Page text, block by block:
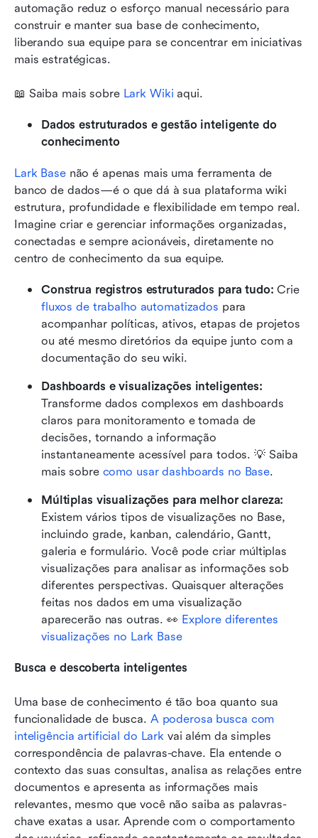
automação reduz o esforço manual necessário para
construir e manter sua base de conhecimento,
liberando sua equipe para se concentrar em iniciativas
mais estratégicas.
📖 Saiba mais sobre Lark Wiki aqui.
Dados estruturados e gestão inteligente do
conhecimento
Lark Base não é apenas mais uma ferramenta de
banco de dados—é o que dá à sua plataforma wiki
estrutura, profundidade e flexibilidade em tempo real.
Imagine criar e gerenciar informações organizadas,
conectadas e sempre acionáveis, diretamente no
centro de conhecimento da sua equipe.
Construa registros estruturados para tudo:
fluxos de trabalho automatizados para
acompanhar políticas, ativos, etapas de projetos
ou até mesmo diretórios da equipe junto com a
documentação do seu wiki.
Dashboards e visualizações inteligentes:
Transforme dados complexos em dashboards
claros para monitoramento e tomada de
decisões, tornando a informação
instantaneamente acessível para todos. 💡 Saiba
mais sobre como usar dashboards no Base.
Múltiplas visualizações para melhor clareza:
Existem vários tipos de visualizações no Base,
incluindo grade, kanban, calendário, Gantt,
galeria e formulário. Você pode criar múltiplas
visualizações para analisar as informações sob
diferentes perspectivas. Quaisquer alterações
feitas nos dados em uma visualização
aparecerão nas outras. 👀 Explore diferentes
visualizações no Lark Base
Busca e descoberta inteligentes
Uma base de conhecimento é tão boa quanto sua
funcionalidade de busca. A poderosa busca com
inteligência artificial do Lark vai além da simples
correspondência de palavras-chave. Ela entende o
contexto das suas consultas, analisa as relações entre
documentos e apresenta as informações mais
relevantes, mesmo que você não saiba as palavras-
chave exatas a usar. Aprende com o comportamento